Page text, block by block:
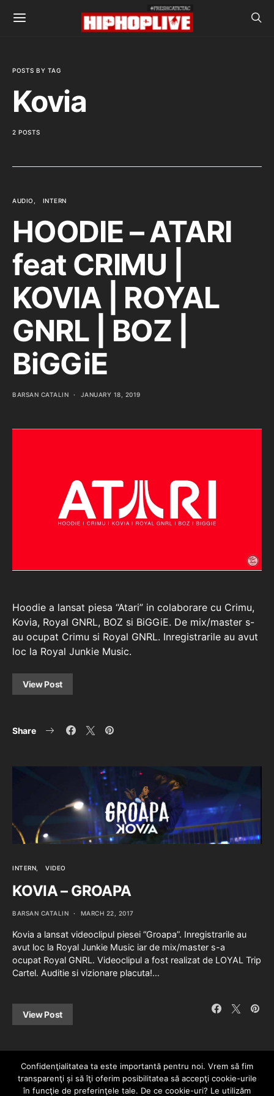
POSTS BY TAG
Kovia
2 POSTS
AUDIO INTERN
HOODIE – ATARI
feat CRIMU |
KOVIA | ROYAL
GNRL | BOZ |
BiGGiE
BARSAN CATALIN JANUARY 18, 2019
Hoodie a lansat piesa “Atari” in colaborare cu Crimu,
Kovia, Royal GNRL, BOZ si BiGGiE. De mix/master s-
au ocupat Crimu si Royal GNRL. Inregistrarile au avut
loc la Royal Junkie Music.
View Post
Share
INTERN VIDEO
KOVIA – GROAPA
BARSAN CATALIN MARCH 22, 2017
Kovia a lansat videoclipul piesei “Groapa”. Inregistrarile au
avut loc la Royal Junkie Music iar de mix/master s-a
ocupat Royal GNRL. Videoclipul a fost realizat de LOYAL Trip
Cartel. Auditie si vizionare placuta!…
View Post
Confidenţialitatea ta este importantă pentru noi. Vrem să fim
transparenţi și să îţi oferim posibilitatea să accepţi cookie-urile
în funcţie de preferinţele tale. De ce cookie-uri? Le utilizăm